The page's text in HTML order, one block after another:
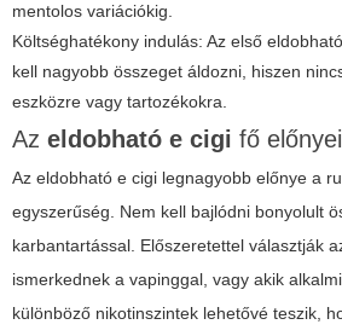
mentolos variációkig.
Költséghatékony indulás: Az első
kell nagyobb összeget áldozni, hiszen
eszközre vagy tartozékokra.
Az eldobható e cigi fő előnyei
Az eldobható e cigi legnagyobb előnye a
egyszerűség. Nem kell bajlódni bonyolult
karbantartással. Előszeretettel választják
ismerkednek a vapinggal, vagy akik
különböző nikotinszintek lehetővé teszik,